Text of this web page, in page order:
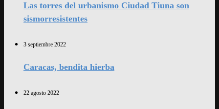
Las torres del urbanismo Ciudad Tiuna son
sismorresistentes
3 septiembre 2022
Caracas, bendita hierba
22 agosto 2022